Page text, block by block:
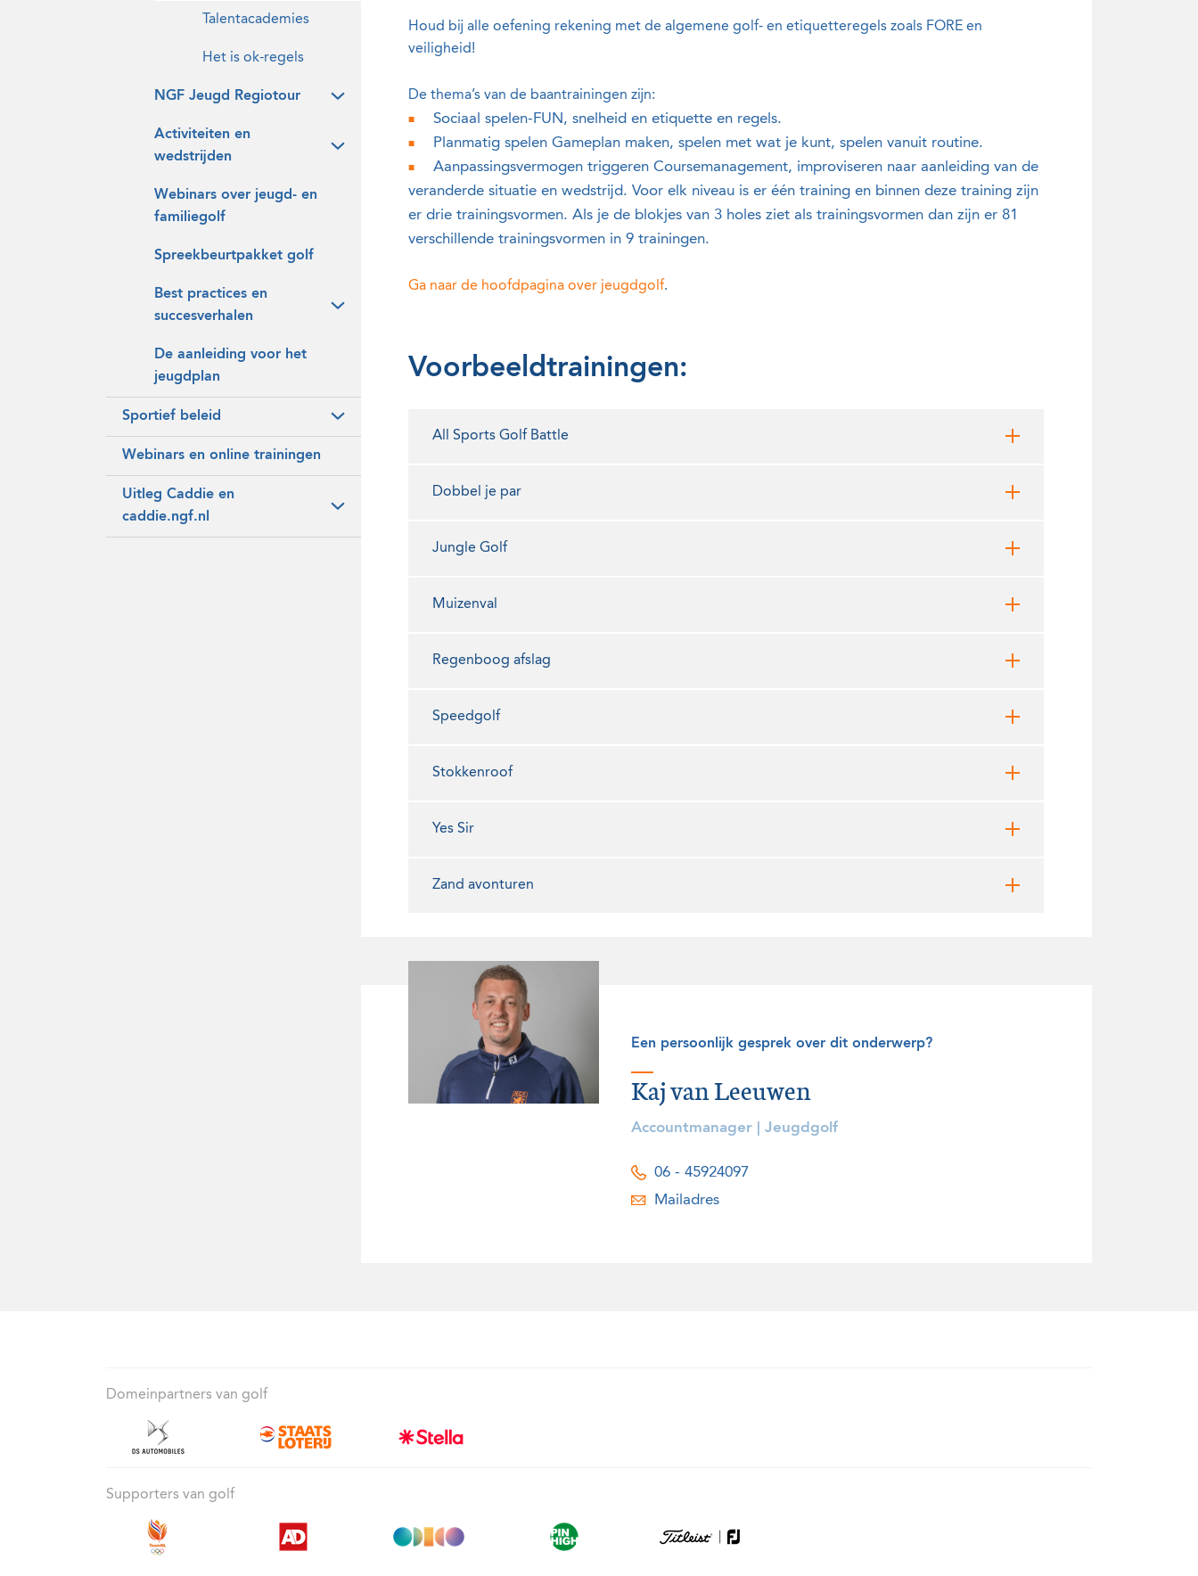
Houd bij alle oefening rekening met de algemene golf- en etiquetteregels zoals FORE en
veiligheid!
De thema’s van de baantrainingen zijn:
Sociaal spelen-FUN, snelheid en etiquette en regels.
Planmatig spelen Gameplan maken, spelen met wat je kunt, spelen vanuit routine.
Aanpassingsvermogen triggeren Coursemanagement, improviseren naar aanleiding van de
veranderde situatie en wedstrijd. Voor elk niveau is er één training en binnen deze training zijn
er drie trainingsvormen. Als je de blokjes van 3 holes ziet als trainingsvormen dan zijn er 81
verschillende trainingsvormen in 9 trainingen.
Ga naar de hoofdpagina over jeugdgolf.
Voorbeeldtrainingen:
All Sports Golf Battle
Dobbel je par
Jungle Golf
Muizenval
Regenboog afslag
Speedgolf
Stokkenroof
Yes Sir
Zand avonturen
Talentacademies
Het is ok-regels
NGF Jeugd Regiotour
Activiteiten en
wedstrijden
Webinars over jeugd- en
familiegolf
Spreekbeurtpakket golf
Best practices en
succesverhalen
De aanleiding voor het
jeugdplan
Sportief beleid
Webinars en online trainingen
Uitleg Caddie en
caddie.ngf.nl
Een persoonlijk gesprek over dit onderwerp?
Kaj van Leeuwen
Accountmanager | Jeugdgolf
06 - 45924097
Mailadres
Domeinpartners van golf
Supporters van golf